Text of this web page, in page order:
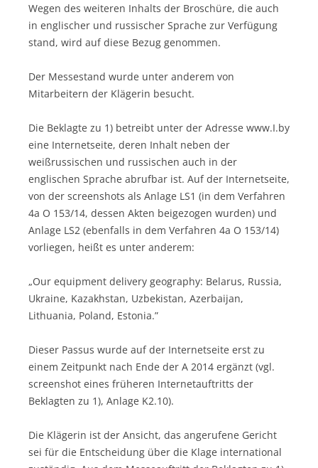
Wegen des weiteren Inhalts der Broschüre, die auch
in englischer und russischer Sprache zur Verfügung
stand, wird auf diese Bezug genommen.
Der Messestand wurde unter anderem von
Mitarbeitern der Klägerin besucht.
Die Beklagte zu 1) betreibt unter der Adresse www.I.by
eine Internetseite, deren Inhalt neben der
weißrussischen und russischen auch in der
englischen Sprache abrufbar ist. Auf der Internetseite,
von der screenshots als Anlage LS1 (in dem Verfahren
4a O 153/14, dessen Akten beigezogen wurden) und
Anlage LS2 (ebenfalls in dem Verfahren 4a O 153/14)
vorliegen, heißt es unter anderem:
„Our equipment delivery geography: Belarus, Russia,
Ukraine, Kazakhstan, Uzbekistan, Azerbaijan,
Lithuania, Poland, Estonia.”
Dieser Passus wurde auf der Internetseite erst zu
einem Zeitpunkt nach Ende der A 2014 ergänzt (vgl.
screenshot eines früheren Internetauftritts der
Beklagten zu 1), Anlage K2.10).
Die Klägerin ist der Ansicht, das angerufene Gericht
sei für die Entscheidung über die Klage international